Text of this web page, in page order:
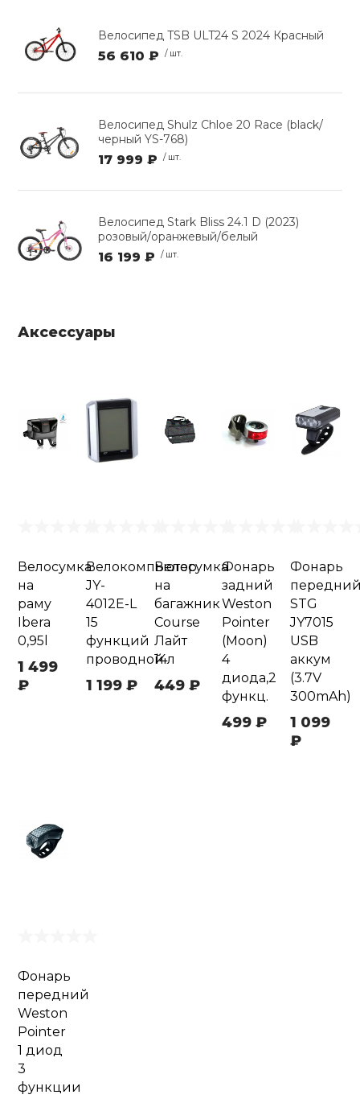
Велосипед TSB ULT24 S 2024 Красный
56 610 ₽ / шт.
Велосипед Shulz Chloe 20 Race (black/
черный YS-768)
17 999 ₽ / шт.
Велосипед Stark Bliss 24.1 D (2023)
розовый/оранжевый/белый
16 199 ₽ / шт.
Аксессуары
Велосумка
на
раму
Ibera
0,95l
1 499
₽
Велокомпьютер
JY-
4012E-L
15
функций
проводной
1 199 ₽
Велосумка
на
багажник
Course
Лайт
14л
449 ₽
Фонарь
задний
Weston
Pointer
(Moon)
4
диода,2
функц.
499 ₽
Фонарь
STG
JY7015
USB
аккум
(3.7V
300mAh)
1 099
₽
Фонарь
передний
Weston
Pointer
1 диод
3
функции